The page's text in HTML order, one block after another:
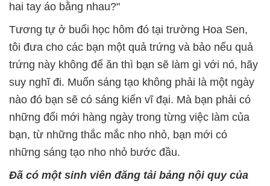
hai tay áo bằng nhau?"
Tương tự ở buổi học hôm đó tại trường Hoa Sen,
tôi đưa cho các bạn một quả trứng và bảo nếu quả
trứng này không để ăn thì bạn sẽ làm gì với nó, hãy
suy nghĩ đi. Muốn sáng tạo không phải là một ngày
nào đó bạn sẽ có sáng kiến vĩ đại. Mà bạn phải có
những đổi mới hàng ngày trong từng việc làm của
bạn, từ những thắc mắc nho nhỏ, bạn mới có
những sáng tạo nho nhỏ bước đầu.
Đã có một sinh viên đăng tải bảng nội quy của